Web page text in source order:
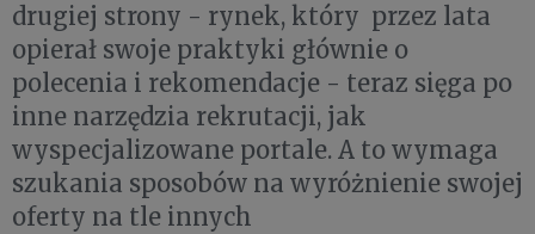
drugiej strony - rynek, który przez lata
opierał swoje praktyki głównie o
polecenia i rekomendacje - teraz sięga po
inne narzędzia rekrutacji, jak
wyspecjalizowane portale. A to wymaga
szukania sposobów na wyróżnienie swojej
oferty na tle innych